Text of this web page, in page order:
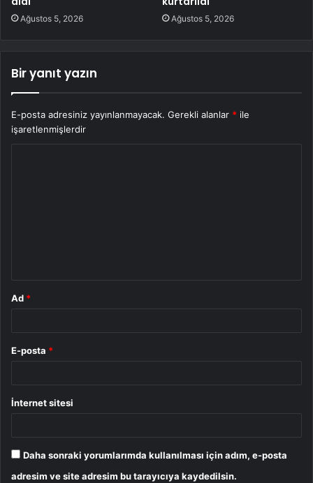
Ağustos 5, 2026 Ağustos 5, 2026
Bir yanıt yazın
E-posta adresiniz yayınlanmayacak. Gerekli alanlar * ile
işaretlenmişlerdir
Ad *
E-posta *
İnternet sitesi
Daha sonraki yorumlarımda kullanılması için adım, e-posta
adresim ve site adresim bu tarayıcıya kaydedilsin.